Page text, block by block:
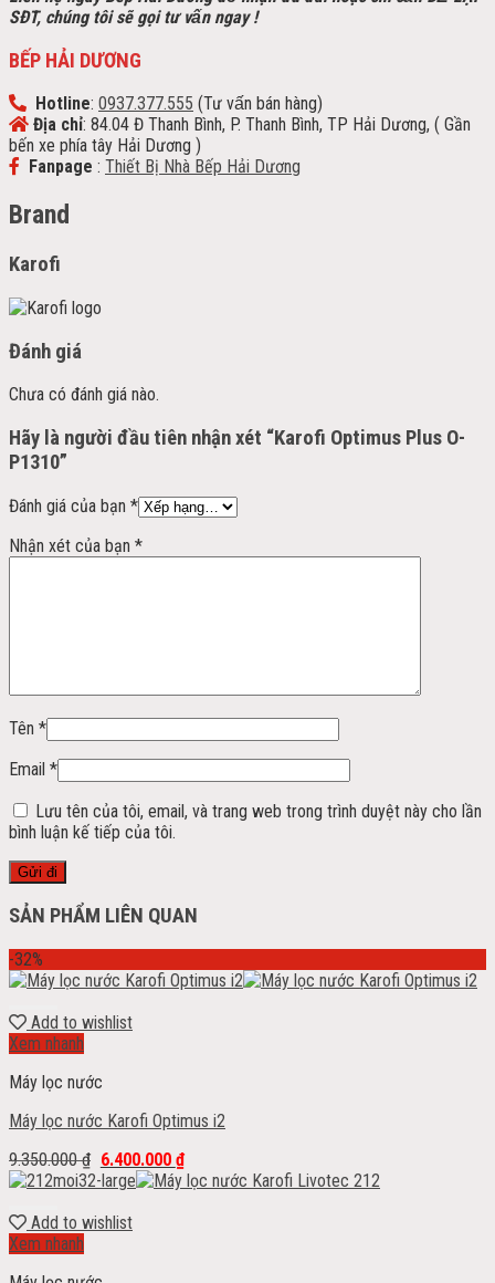
SĐT, chúng tôi sẽ gọi tư vấn ngay !
BẾP HẢI DƯƠNG
Hotline: 0937.377.555 (Tư vấn bán hàng)
Địa chỉ: 84.04 Đ Thanh Bình, P. Thanh Bình, TP Hải Dương, ( Gần
bến xe phía tây Hải Dương )
Fanpage : Thiết Bị Nhà Bếp Hải Dương
Brand
Karofi
Đánh giá
Chưa có đánh giá nào.
Hãy là người đầu tiên nhận xét “Karofi Optimus Plus O-
P1310”
Đánh giá của bạn *
Nhận xét của bạn *
Tên *
Email *
Lưu tên của tôi, email, và trang web trong trình duyệt này cho lần
bình luận kế tiếp của tôi.
SẢN PHẨM LIÊN QUAN
-32%
Add to wishlist
Xem nhanh
Máy lọc nước
Máy lọc nước Karofi Optimus i2
9.350.000₫ 6.400.000 ₫
Add to wishlist
Xem nhanh